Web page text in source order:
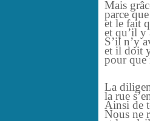
Mais
parce
et le fait
et qu’il y
S’il n’y
et il doit
pour que
La
la rue
Ainsi de
Nous ne